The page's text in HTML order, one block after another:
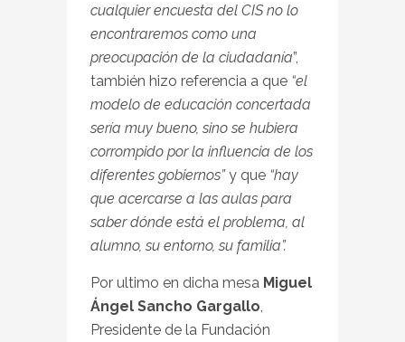
cualquier encuesta del CIS no lo
encontraremos como una
preocupación de la ciudadanía”,
también hizo referencia a que “el
modelo de educación concertada
sería muy bueno, sino se hubiera
corrompido por la influencia de los
diferentes gobiernos”y que “hay
que acercarse a las aulas para
saber dónde está el problema, al
alumno, su entorno, su familia”.
Por ultimo en dicha mesa Miguel
Ángel Sancho Gargallo,
Presidente de la Fundación